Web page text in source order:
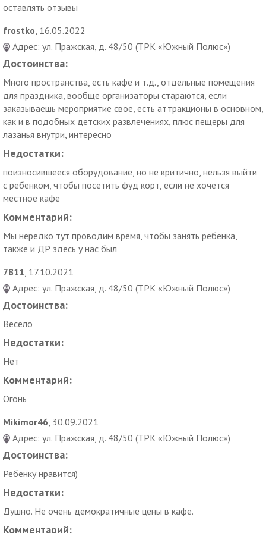
заказчика день рождения в «Выше радуги» в ТРК «Южный
вкус и профессиональная фотосъемка. Весело, ярко,
позитивно: семейные развлечения в «Выше радуги» на
Пражской – jumping-отдых на любой возраст!
оставлять отзывы
frostko , 16.05.2022
Адрес: ул. Пражская, д. 48/50 (ТРК «Южный Полюс»)
Достоинства:
Много пространства, есть кафе и т.д., отдельные помещения
для праздника, вообще организаторы стараются, если
заказываешь мероприятие свое, есть аттракционы в основном,
как и в подобных детских развлечениях, плюс пещеры для
лазанья внутри, интересно
Недостатки:
поизносившееся оборудование, но не критично, нельзя выйти
с ребенком, чтобы посетить фуд корт, если не хочется
местное кафе
Комментарий:
Мы нередко тут проводим время, чтобы занять ребенка,
также и ДР здесь у нас был
7811 , 17.10.2021
Адрес: ул. Пражская, д. 48/50 (ТРК «Южный Полюс»)
Достоинства:
Весело
Недостатки:
Нет
Комментарий:
Огонь
Mikimor46 , 30.09.2021
Адрес: ул. Пражская, д. 48/50 (ТРК «Южный Полюс»)
Достоинства:
Ребенку нравится)
Недостатки:
Душно. Не очень демократичные цены в кафе.
Комментарий: